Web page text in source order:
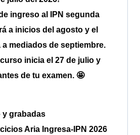
ingreso al IPN segunda
a inicios del agosto y el
mediados de septiembre.
inicia el 27 de julio y
de tu examen. 🤩
y grabadas
Aria Ingresa-IPN 2026